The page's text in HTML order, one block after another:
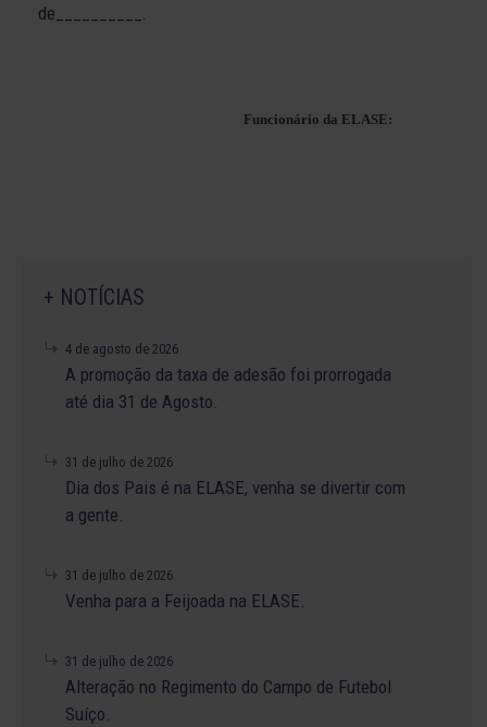
de__________.
Funcionário da ELASE:
+ NOTÍCIAS
4 de agosto de 2026
A promoção da taxa de adesão foi prorrogada
até dia 31 de Agosto.
31 de julho de 2026
Dia dos Pais é na ELASE, venha se divertir com
a gente.
31 de julho de 2026
Venha para a Feijoada na ELASE.
31 de julho de 2026
Alteração no Regimento do Campo de Futebol
Suíço.